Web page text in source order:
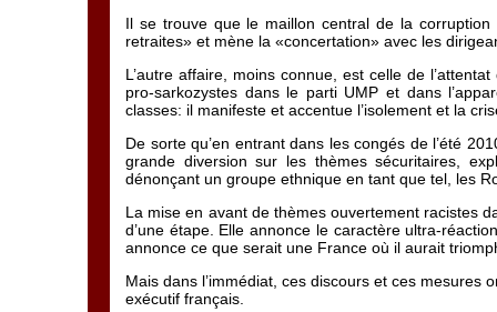
Il se trouve que le maillon central de la
retraites» et mène la «concertation» avec les
L’autre affaire, moins connue, est celle de
pro-sarkozystes dans le parti UMP et dans
classes: il manifeste et accentue l’isolement et la
De sorte qu’en entrant dans les congés de l’été
grande diversion sur les thèmes sécuritaires,
dénonçant un groupe ethnique en tant que tel, les
La mise en avant de thèmes ouvertement racistes
d’une étape. Elle annonce le caractère ultra-
annonce ce que serait une France où il aurait
Mais dans l’immédiat, ces discours et ces mesures
exécutif français.